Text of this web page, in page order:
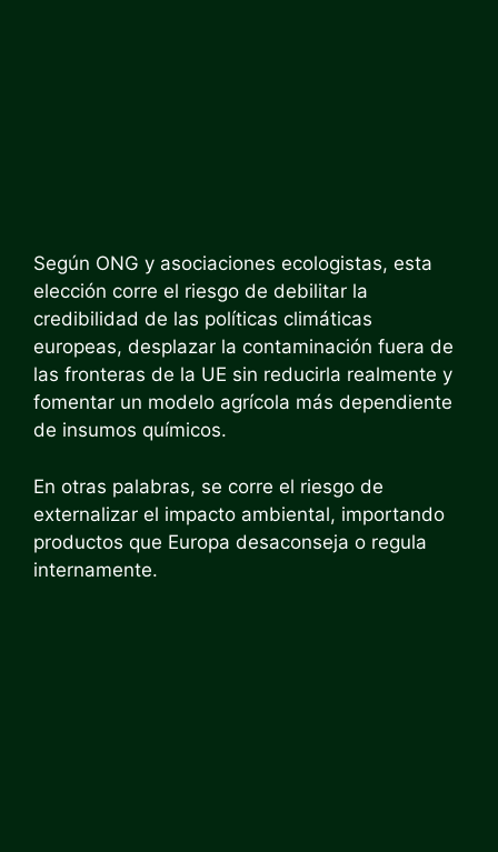
Según ONG y asociaciones ecologistas, esta
elección corre el riesgo de debilitar la
credibilidad de las políticas climáticas
europeas, desplazar la contaminación fuera de
las fronteras de la UE sin reducirla realmente y
fomentar un modelo agrícola más dependiente
de insumos químicos.
En otras palabras, se corre el riesgo de
externalizar el impacto ambiental, importando
productos que Europa desaconseja o regula
internamente.